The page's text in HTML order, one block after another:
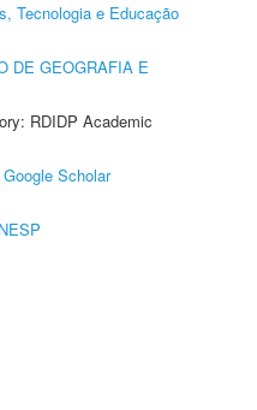
Tecnologia e Educação
DE GEOGRAFIA E
RDIDP Academic
Google Scholar